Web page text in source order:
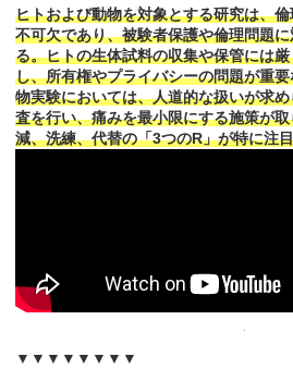
ヒトおよび動物を対象とする研究は、
不可欠であり、被験者保護や倫理問題
る。ヒトの生体試料の収集や保管には
し、所有権やプライバシーの問題が重
物実験においては、人道的な扱いが求
査を行い、痛みを最小限にする施策が
減、洗練、代替の「3つのR」が特に注
▼▼▼▼▼▼▼▼